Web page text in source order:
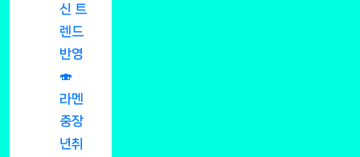
신 트
렌드
반영
🍣
라멘
중장
년취